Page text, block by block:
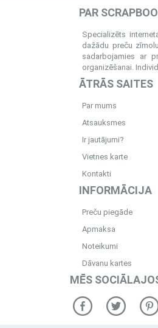
PAR
Specializēts
dažādu preču
sadarbojamies ar
organizēšanai.
ĀTRĀS SAITES
Par mums
Atsauksmes
Ir jautājumi?
Vietnes karte
Kontakti
INFORMĀCIJA
Preču piegāde
Apmaksa
Noteikumi
Dāvanu kartes
MĒS